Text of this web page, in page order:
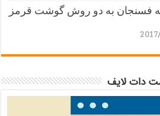
فسنجان به دو روش گوشت قرمز
دات لایف